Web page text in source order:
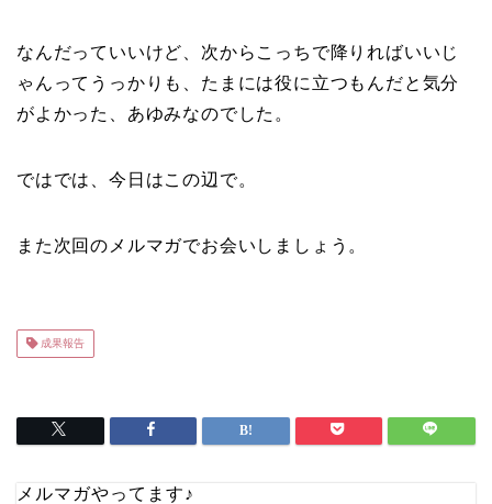
なんだっていいけど、次からこっちで降りればいいじ
ゃんってうっかりも、たまには役に立つもんだと気分
がよかった、あゆみなのでした。
ではでは、今日はこの辺で。
また次回のメルマガでお会いしましょう。
成果報告
メルマガやってます♪